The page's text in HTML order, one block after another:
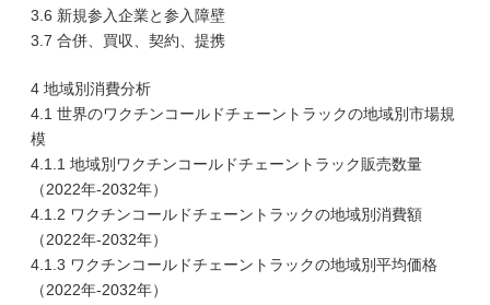
3.6 新規参入企業と参入障壁
3.7 合併、買収、契約、提携
4 地域別消費分析
4.1 世界のワクチンコールドチェーントラックの地域別市場規
模
4.1.1 地域別ワクチンコールドチェーントラック販売数量
（2022年-2032年）
4.1.2 ワクチンコールドチェーントラックの地域別消費額
（2022年-2032年）
4.1.3 ワクチンコールドチェーントラックの地域別平均価格
（2022年-2032年）